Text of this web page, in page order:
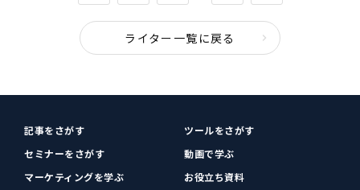
ライター一覧に戻る
記事をさがす
ツールをさがす
セミナーをさがす
動画で学ぶ
マーケティングを学ぶ
お役立ち資料